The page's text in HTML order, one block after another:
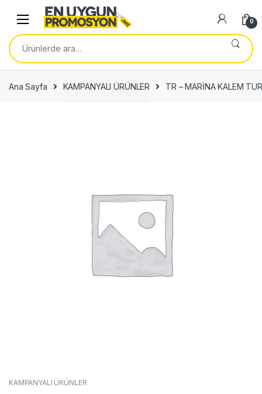
navigation
content
0
Ara:
Ana Sayfa KAMPANYALI ÜRÜNLER TR – MARİNA KALEM
KAMPANYALI ÜRÜNLER